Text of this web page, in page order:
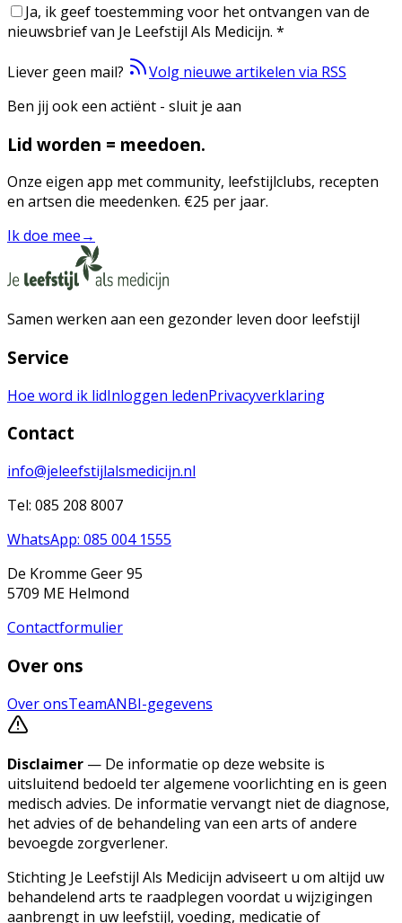
Ja, ik geef toestemming voor het ontvangen van de
nieuwsbrief van Je Leefstijl Als Medicijn. *
Liever geen mail?
Volg nieuwe artikelen via RSS
Ben jij ook een actiënt - sluit je aan
Lid worden = meedoen.
Onze eigen app met community, leefstijlclubs, recepten
en artsen die meedenken. €25 per jaar.
Ik doe mee→
Samen werken aan een gezonder leven door leefstijl
Service
Hoe word ik lidInloggen ledenPrivacyverklaring
Contact
info@jeleefstijlalsmedicijn.nl
Tel: 085 208 8007
WhatsApp: 085 004 1555
De Kromme Geer 95
5709 ME Helmond
Contactformulier
Over ons
Over onsTeamANBI-gegevens
Disclaimer — De informatie op deze website is
uitsluitend bedoeld ter algemene voorlichting en is geen
medisch advies. De informatie vervangt niet de diagnose,
het advies of de behandeling van een arts of andere
bevoegde zorgverlener.
Stichting Je Leefstijl Als Medicijn adviseert u om altijd uw
behandelend arts te raadplegen voordat u wijzigingen
aanbrengt in uw leefstijl, voeding, medicatie of